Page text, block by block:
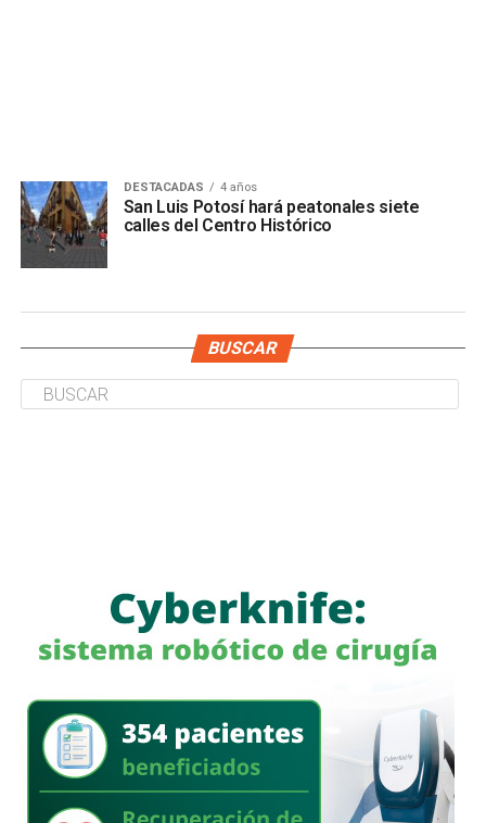
DESTACADAS 4 años
San Luis Potosí hará peatonales siete
calles del Centro Histórico
BUSCAR